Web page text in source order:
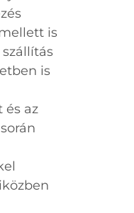
is
is
és az